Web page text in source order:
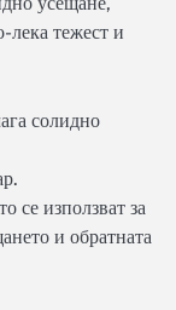
лека тежест и
солидно
се използват за
и обратната